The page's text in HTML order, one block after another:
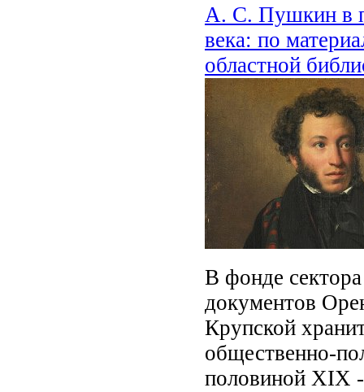
А. С. Пушкин в
века: по
областной
В фонде
документов
Крупской
общественно-
половиной XIX